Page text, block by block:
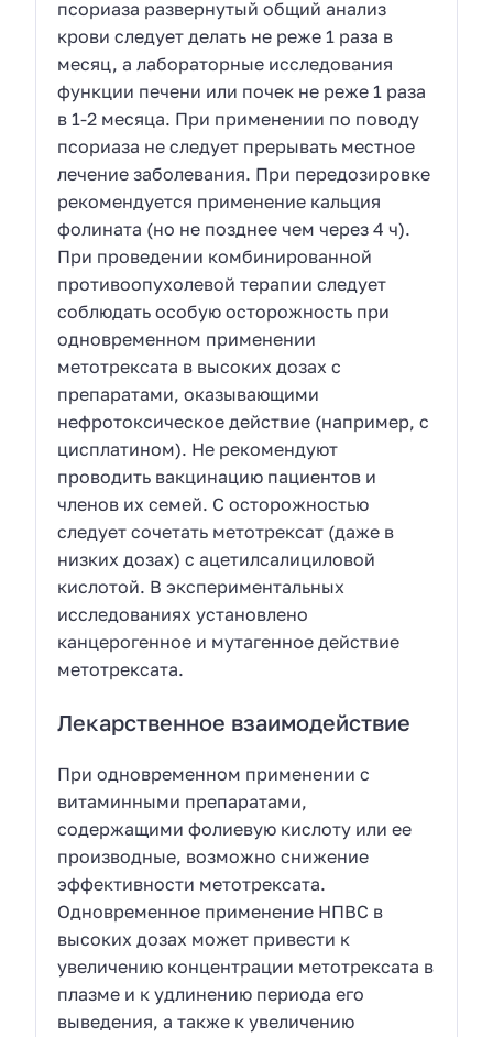
псориаза развернутый общий анализ
крови следует делать не реже 1 раза в
месяц, а лабораторные исследования
функции печени или почек не реже 1 раза
в 1-2 месяца. При применении по поводу
псориаза не следует прерывать местное
лечение заболевания. При передозировке
рекомендуется применение кальция
фолината (но не позднее чем через 4 ч).
При проведении комбинированной
противоопухолевой терапии следует
соблюдать особую осторожность при
одновременном применении
метотрексата в высоких дозах с
препаратами, оказывающими
нефротоксическое действие (например, с
цисплатином). Не рекомендуют
проводить вакцинацию пациентов и
членов их семей. С осторожностью
следует сочетать метотрексат (даже в
низких дозах) с ацетилсалициловой
кислотой. В экспериментальных
исследованиях установлено
канцерогенное и мутагенное действие
метотрексата.
Лекарственное взаимодействие
При одновременном применении с
витаминными препаратами,
содержащими фолиевую кислоту или ее
производные, возможно снижение
эффективности метотрексата.
Одновременное применение НПВС в
высоких дозах может привести к
увеличению концентрации метотрексата в
плазме и к удлинению периода его
выведения, а также к увеличению